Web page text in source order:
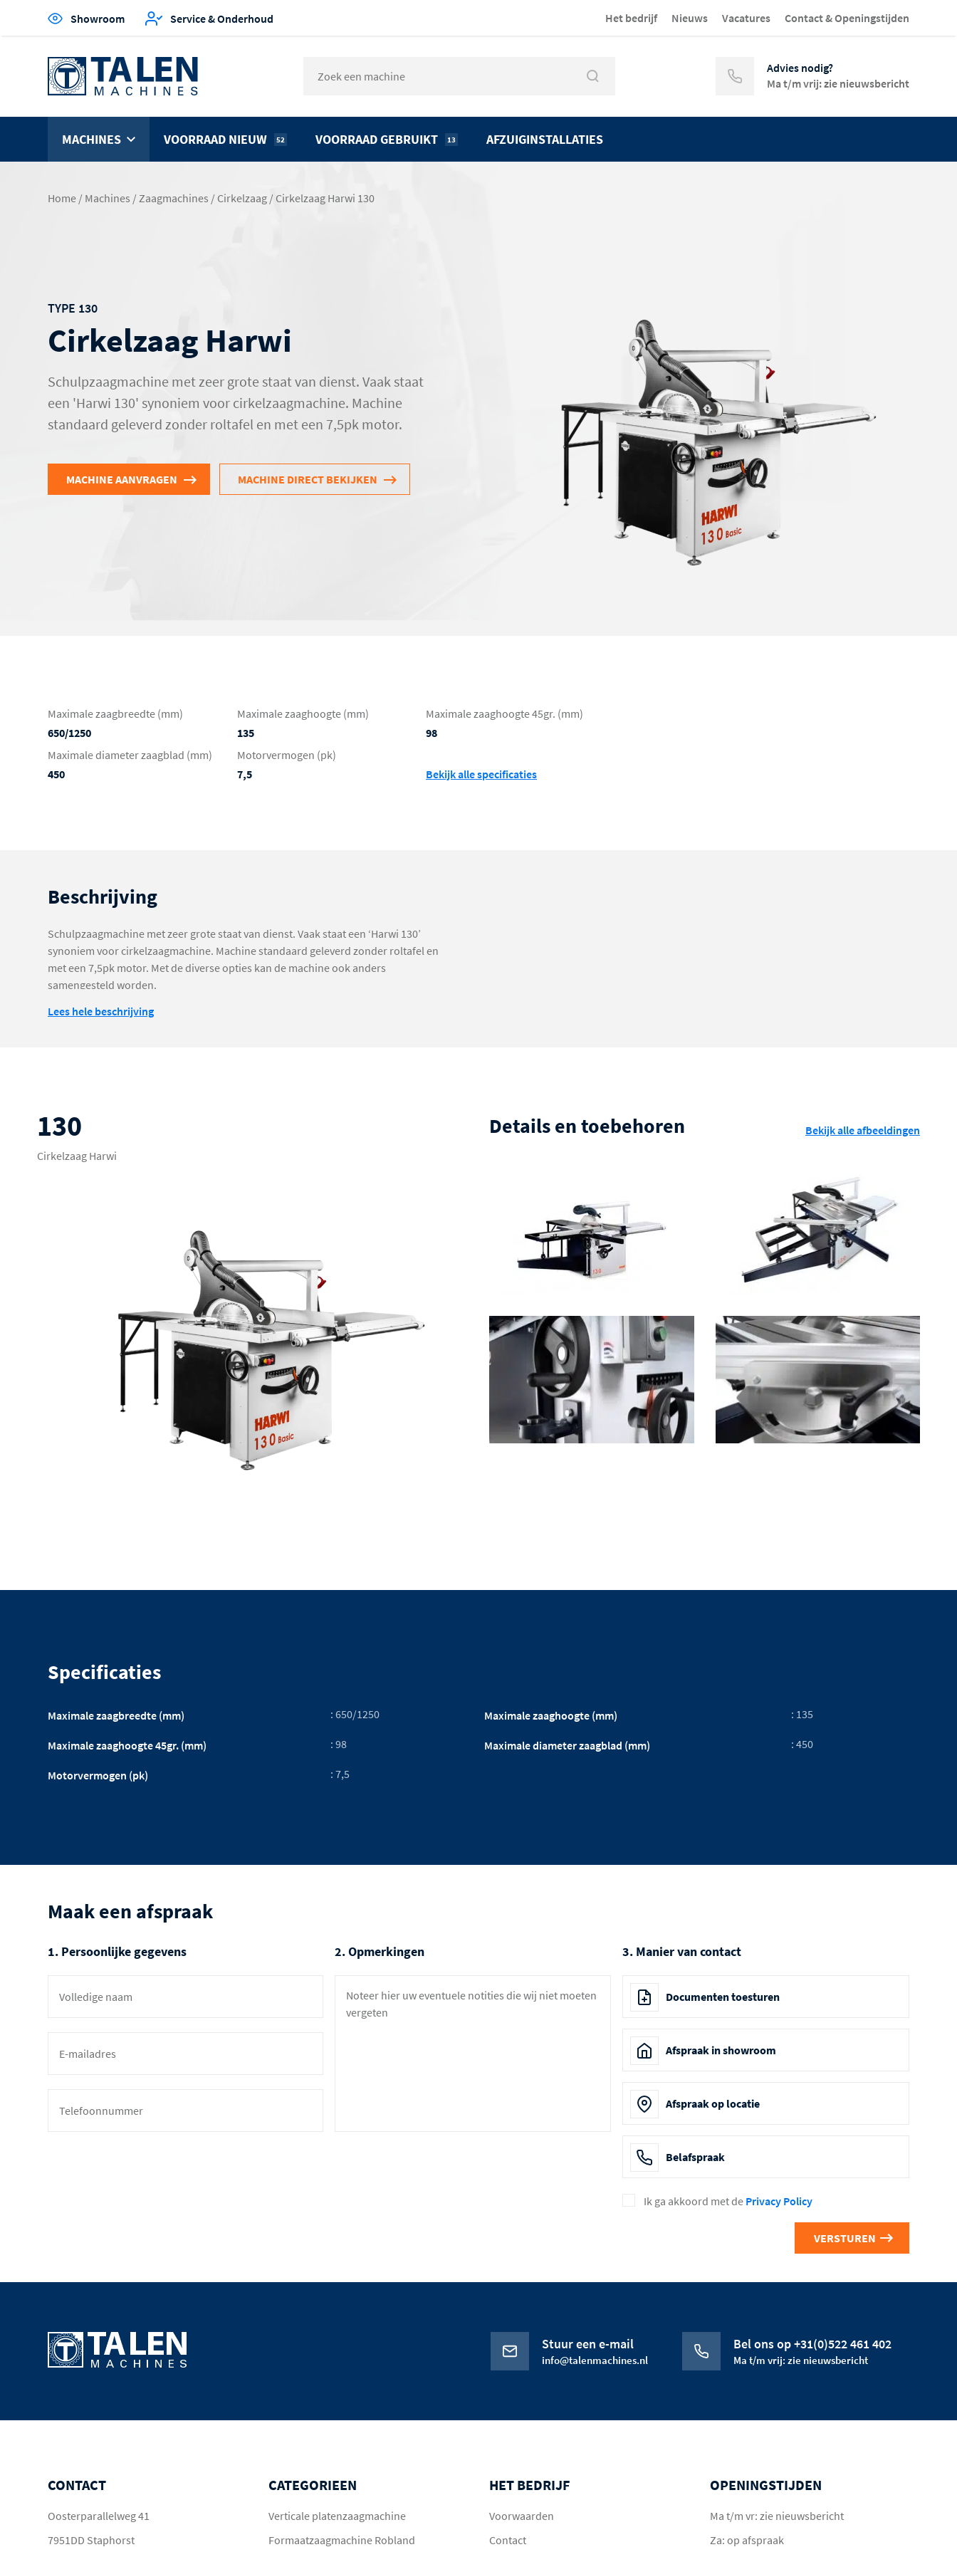
Showroom Service & Onderhoud Het bedrijf Nieuws Vacatures Contact & Openingstijden
Advies nodig?
Ma t/m vrij: zie nieuwsbericht
MACHINES VOORRAAD NIEUW 52 VOORRAAD GEBRUIKT 13 AFZUIGINSTALLATIES
Home / Machines /Zaagmachines / Cirkelzaag / Cirkelzaag Harwi 130
TYPE 130
Cirkelzaag Harwi
Schulpzaagmachine met zeer grote staat van dienst. Vaak staat
een 'Harwi 130' synoniem voor cirkelzaagmachine. Machine
standaard geleverd zonder roltafel en met een 7,5pk motor.
MACHINE AANVRAGEN MACHINE DIRECT BEKIJKEN
Maximale zaagbreedte (mm)
650/1250
Maximale zaaghoogte (mm)
135
Maximale zaaghoogte 45gr. (mm)
98
Maximale diameter zaagblad (mm)
450
Motorvermogen (pk)
7,5
Bekijk alle specificaties
Beschrijving
Schulpzaagmachine met zeer grote staat van dienst. Vaak staat een ‘Harwi 130’
synoniem voor cirkelzaagmachine. Machine standaard geleverd zonder roltafel en
met een 7,5pk motor. Met de diverse opties kan de machine ook anders
samengesteld worden.
Lees hele beschrijving
130
Cirkelzaag Harwi
Details en toebehoren Bekijk alle afbeeldingen
Specificaties
Maximale zaagbreedte (mm) : 650/1250 Maximale zaaghoogte (mm) : 135
Maximale zaaghoogte 45gr. (mm) : 98 Maximale diameter zaagblad (mm) : 450
Motorvermogen (pk) : 7,5
Maak een afspraak
1. Persoonlijke gegevens 2. Opmerkingen 3. Manier van contact
Documenten toesturen
Afspraak in showroom
Afspraak op locatie
Belafspraak
Ik ga akkoord met de Privacy Policy
Stuur een e-mail
info@talenmachines.nl
Bel ons op +31(0)522 461 402
Ma t/m vrij: zie nieuwsbericht
CONTACT
Oosterparallelweg 41
7951DD Staphorst
CATEGORIEEN
Verticale platenzaagmachine
Formaatzaagmachine Robland
HET BEDRIJF
Voorwaarden
Contact
OPENINGSTIJDEN
Ma t/m vr: zie nieuwsbericht
Za: op afspraak